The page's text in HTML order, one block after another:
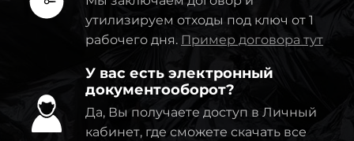
утилизируем отходы под ключ от 1
рабочего дня. Пример договора тут
У вас есть электронный
документооборот?
Да, Вы получаете доступ в Личный
кабинет, где сможете скачать все